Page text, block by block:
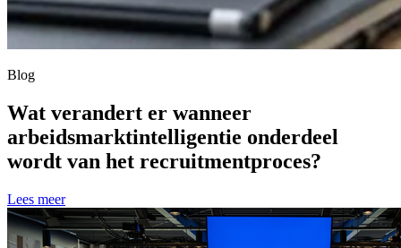
Blog
Wat verandert er wanneer
arbeidsmarktintelligentie onderdeel
wordt van het recruitmentproces?
Lees meer